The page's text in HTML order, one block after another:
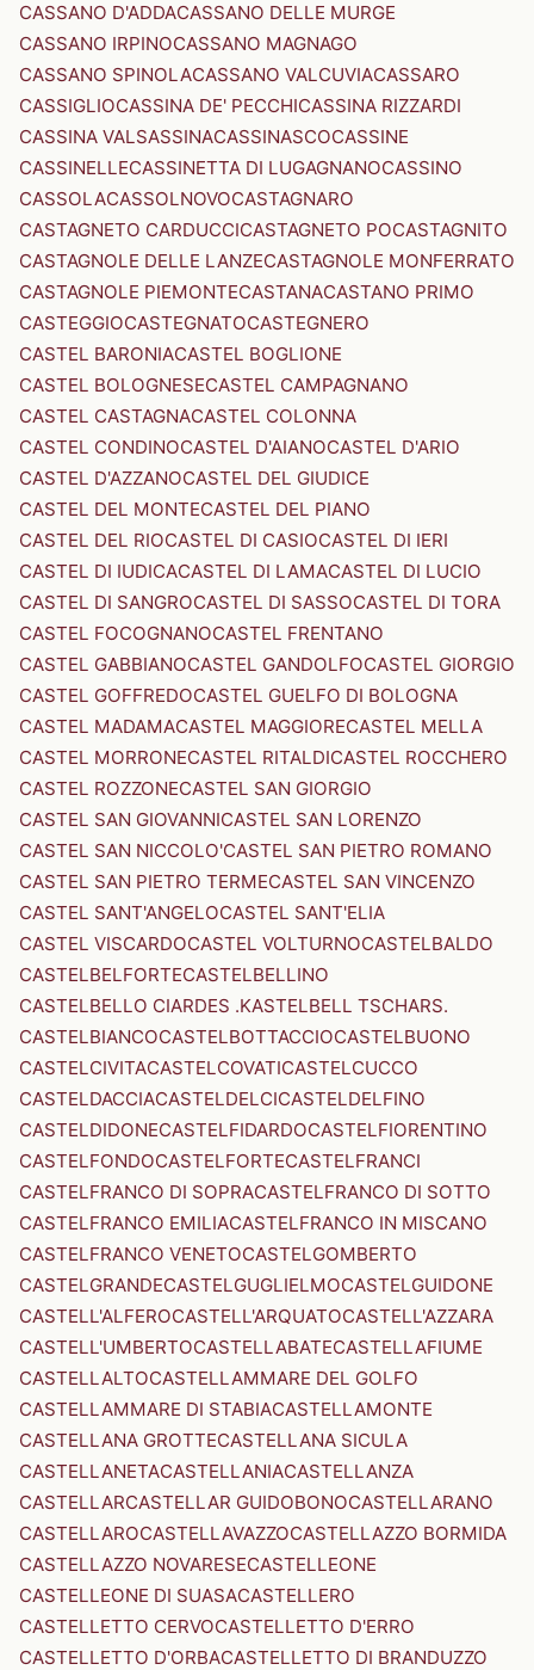
CASSANO D'ADDACASSANO DELLE MURGE
CASSANO IRPINOCASSANO MAGNAGO
CASSANO SPINOLACASSANO VALCUVIACASSARO
CASSIGLIOCASSINA DE' PECCHICASSINA RIZZARDI
CASSINA VALSASSINACASSINASCOCASSINE
CASSINELLECASSINETTA DI LUGAGNANOCASSINO
CASSOLACASSOLNOVOCASTAGNARO
CASTAGNETO CARDUCCICASTAGNETO POCASTAGNITO
CASTAGNOLE DELLE LANZECASTAGNOLE MONFERRATO
CASTAGNOLE PIEMONTECASTANACASTANO PRIMO
CASTEGGIOCASTEGNATOCASTEGNERO
CASTEL BARONIACASTEL BOGLIONE
CASTEL BOLOGNESECASTEL CAMPAGNANO
CASTEL CASTAGNACASTEL COLONNA
CASTEL CONDINOCASTEL D'AIANOCASTEL D'ARIO
CASTEL D'AZZANOCASTEL DEL GIUDICE
CASTEL DEL MONTECASTEL DEL PIANO
CASTEL DEL RIOCASTEL DI CASIOCASTEL DI IERI
CASTEL DI IUDICACASTEL DI LAMACASTEL DI LUCIO
CASTEL DI SANGROCASTEL DI SASSOCASTEL DI TORA
CASTEL FOCOGNANOCASTEL FRENTANO
CASTEL GABBIANOCASTEL GANDOLFOCASTEL GIORGIO
CASTEL GOFFREDOCASTEL GUELFO DI BOLOGNA
CASTEL MADAMACASTEL MAGGIORECASTEL MELLA
CASTEL MORRONECASTEL RITALDICASTEL ROCCHERO
CASTEL ROZZONECASTEL SAN GIORGIO
CASTEL SAN GIOVANNICASTEL SAN LORENZO
CASTEL SAN NICCOLO'CASTEL SAN PIETRO ROMANO
CASTEL SAN PIETRO TERMECASTEL SAN VINCENZO
CASTEL SANT'ANGELOCASTEL SANT'ELIA
CASTEL VISCARDOCASTEL VOLTURNOCASTELBALDO
CASTELBELFORTECASTELBELLINO
CASTELBELLO CIARDES .KASTELBELL TSCHARS.
CASTELBIANCOCASTELBOTTACCIOCASTELBUONO
CASTELCIVITACASTELCOVATICASTELCUCCO
CASTELDACCIACASTELDELCICASTELDELFINO
CASTELDIDONECASTELFIDARDOCASTELFIORENTINO
CASTELFONDOCASTELFORTECASTELFRANCI
CASTELFRANCO DI SOPRACASTELFRANCO DI SOTTO
CASTELFRANCO EMILIACASTELFRANCO IN MISCANO
CASTELFRANCO VENETOCASTELGOMBERTO
CASTELGRANDECASTELGUGLIELMOCASTELGUIDONE
CASTELL'ALFEROCASTELL'ARQUATOCASTELL'AZZARA
CASTELL'UMBERTOCASTELLABATECASTELLAFIUME
CASTELLALTOCASTELLAMMARE DEL GOLFO
CASTELLAMMARE DI STABIACASTELLAMONTE
CASTELLANA GROTTECASTELLANA SICULA
CASTELLANETACASTELLANIACASTELLANZA
CASTELLARCASTELLAR GUIDOBONOCASTELLARANO
CASTELLAROCASTELLAVAZZOCASTELLAZZO BORMIDA
CASTELLAZZO NOVARESECASTELLEONE
CASTELLEONE DI SUASACASTELLERO
CASTELLETTO CERVOCASTELLETTO D'ERRO
CASTELLETTO D'ORBACASTELLETTO DI BRANDUZZO